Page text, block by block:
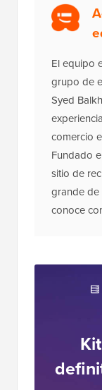
El equipo
grupo de
Syed
comercio
Fundado
sitio de
grande de
conoce